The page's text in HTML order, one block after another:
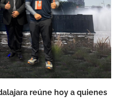
reúne hoy a quienes